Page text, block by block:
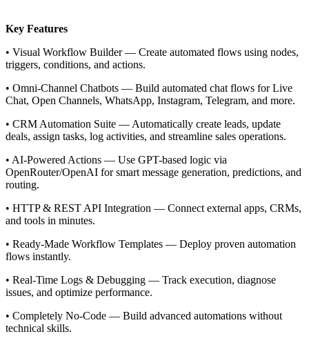
Key Features
• Visual Workflow Builder — Create automated flows using nodes,
triggers, conditions, and actions.
• Omni-Channel Chatbots — Build automated chat flows for Live
Chat, Open Channels, WhatsApp, Instagram, Telegram, and more.
• CRM Automation Suite — Automatically create leads, update
deals, assign tasks, log activities, and streamline sales operations.
• AI-Powered Actions — Use GPT-based logic via
OpenRouter/OpenAI for smart message generation, predictions, and
routing.
• HTTP & REST API Integration — Connect external apps, CRMs,
and tools in minutes.
• Ready-Made Workflow Templates — Deploy proven automation
flows instantly.
• Real-Time Logs & Debugging — Track execution, diagnose
issues, and optimize performance.
• Completely No-Code — Build advanced automations without
technical skills.